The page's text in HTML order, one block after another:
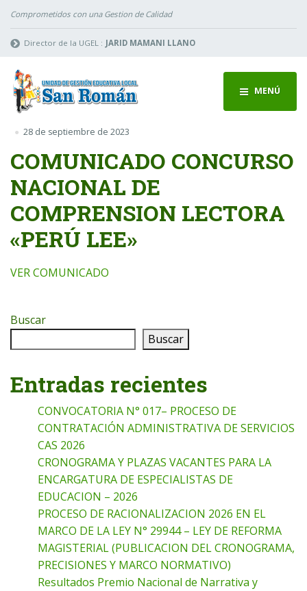
Comprometidos con una Gestion de Calidad
Director de la UGEL : JARID MAMANI LLANO
MENÚ
28 de septiembre de 2023
COMUNICADO CONCURSO
NACIONAL DE
COMPRENSION LECTORA
«PERÚ LEE»
VER COMUNICADO
Buscar
Buscar
Entradas recientes
CONVOCATORIA N° 017– PROCESO DE
CONTRATACIÓN ADMINISTRATIVA DE SERVICIOS
CAS 2026
CRONOGRAMA Y PLAZAS VACANTES PARA LA
ENCARGATURA DE ESPECIALISTAS DE
EDUCACION – 2026
PROCESO DE RACIONALIZACION 2026 EN EL
MARCO DE LA LEY N° 29944 – LEY DE REFORMA
MAGISTERIAL (PUBLICACION DEL CRONOGRAMA,
PRECISIONES Y MARCO NORMATIVO)
Resultados Premio Nacional de Narrativa y